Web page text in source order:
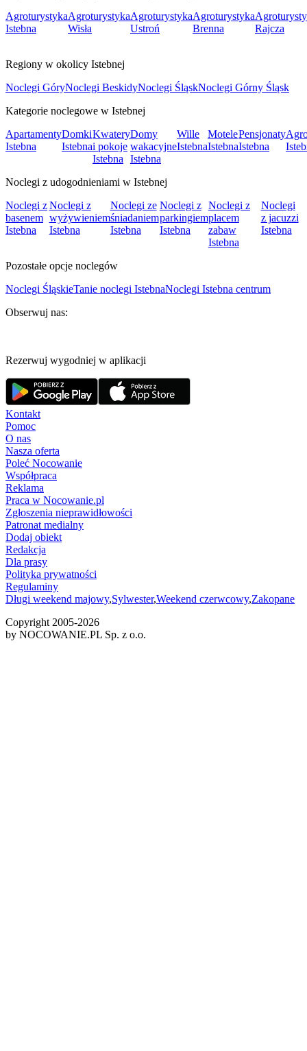
Agroturystyka
Istebna
Agroturystyka
Wisła
Agroturystyka
Ustroń
Agroturystyka
Brenna
Rajcza
Regiony w okolicy Istebnej
Noclegi GóryNoclegi BeskidyNoclegi ŚląskNoclegi Górny Śląsk
Kategorie noclegowe w Istebnej
Apartamenty
Istebna
Domki
Istebna
Kwatery
i pokoje
Istebna
Domy
wakacyjne
Istebna
Wille
Istebna
Motele
Istebna
Pensjonaty
Istebna
Noclegi z udogodnieniami w Istebnej
Noclegi z
basenem
Istebna
Noclegi z
wyżywieniem
Istebna
Noclegi ze
śniadaniem
Istebna
Noclegi z
parkingiem
Istebna
Noclegi z
placem
zabaw
Istebna
Noclegi
z jacuzzi
Istebna
Pozostałe opcje noclegów
Noclegi ŚląskieTanie noclegi IstebnaNoclegi Istebna centrum
Obserwuj nas:
Rezerwuj wygodniej w aplikacji
Kontakt
Pomoc
O nas
Nasza oferta
Poleć Nocowanie
Współpraca
Reklama
Praca w Nocowanie.pl
Zgłoszenia nieprawidłowości
Patronat medialny
Dodaj obiekt
Redakcja
Dla prasy
Polityka prywatności
Regulaminy
Długi weekend majowy,Sylwester,Weekend czerwcowy,Zakopane
Copyright 2005-2026
by NOCOWANIE.PL Sp. z o.o.